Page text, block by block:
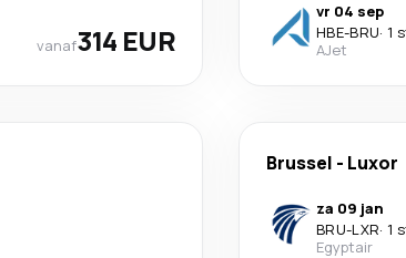
vanaf314 EUR
vr 04 sep
HBE-BRU· 1
AJet
Brussel - Luxor
za 09 jan
BRU-LXR· 1
Egyptair